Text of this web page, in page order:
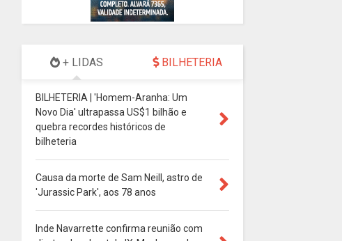
+ LIDAS BILHETERIA
BILHETERIA | 'Homem-Aranha: Um
Novo Dia' ultrapassa US$1 bilhão e
quebra recordes históricos de
bilheteria
Causa da morte de Sam Neill, astro de
'Jurassic Park', aos 78 anos
Inde Navarrette confirma reunião com